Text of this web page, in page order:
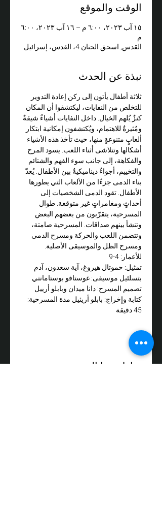
الوقت والموقع
١٥ آب ٢٠٢٣، ٦:٠٠ م – ١٦ آب ٢٠٢٣، ٦:٠٠
م
القدس, اسحق الحنان 4، القدس، إسرائيل
نبذة عن الحدث
ثلاثة أطفال يأتون إلى ركن إعادة التدوير
للتخلص من النفايات، ليكتشفوا أن المكان
كنزٌ يُلهم الخيال. داخل النفايات أشياءٌ شيقةٌ
ومُثيرةٌ للاهتمام، ويُكتشفون إمكانية ابتكار
ألعابٍ متنوعةٍ منها، حيث تأخذ هذه الأشياء
أشكالها وتتلاشى أثناء اللعب. يسود المرح
والفكاهة، إلى جانب سوء الفهم والشتائم
والتخييم، أجواءٌ ديناميكيةٌ بين الأطفال. يُعدّ
بناء الدمى جزءًا من الألعاب التي يطورها
الأطفال. تقود الدمى الشخصيات إلى
أحداثٍ ومغامراتٍ غير متوقعة. طوال
المسرحية، يتقرّبون من بعضهم البعض
وتنشأ بينهم صداقات. المسرحية صامتة،
وتتضمن اللعب والحركة ومسرح الدمى
ومسرح الظل والموسيقى الأصلية.
للأعمار: 4-9
تمثيل: حموتال هيروغ، آية سعدون، آدم
بتسلئيل موسيقى: غوستافو بوستامانتي
تصميم المسرح: دانا ميدان وبابلو أرييل
كتابة وإخراج: بابلو أريئيل مدة المسرحية:
45 دقيقة
شارِك هذا الحدث